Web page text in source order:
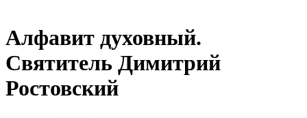
Алфавит духовный.
Святитель Димитрий
Ростовский